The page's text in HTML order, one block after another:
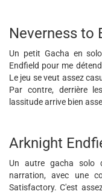
Neverness to
Un petit Gacha en
Endfield pour me
Le jeu se veut assez
Par contre, derrière
lassitude arrive bien
Arknight
Un autre gacha solo
narration, avec une
Satisfactory. C'est